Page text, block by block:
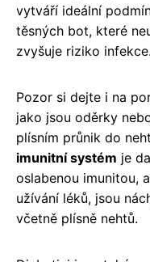
vytváří ideální
těsných bot, které
zvyšuje riziko infekce.
Pozor si dejte i na
jako jsou oděrky
plísním průnik do
imunitní systém je
oslabenou imunitou,
užívání léků, jsou
včetně plísně nehtů.